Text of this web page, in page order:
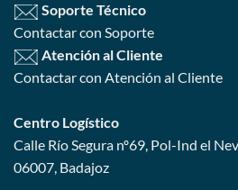
Soporte Técnico
Contactar con Soporte
Atención al Cliente
Contactar con Atención al Cliente
Centro Logístico
Calle Río Segura nº69, Pol-Ind el
06007, Badajoz